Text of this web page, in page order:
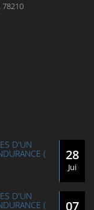
78210
28
Jui
D'UN
(
07
D'UN
(